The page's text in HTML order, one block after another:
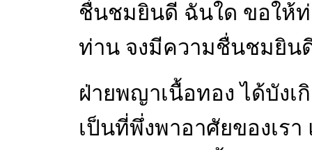
ชื่นชมยินดี ฉันใด ขอให้
ท่าน จงมีความชื่นชมยิน
ฝ่ายพญาเนื้อทอง ได้บัง
เป็นที่พึ่งพาอาศัยของเร